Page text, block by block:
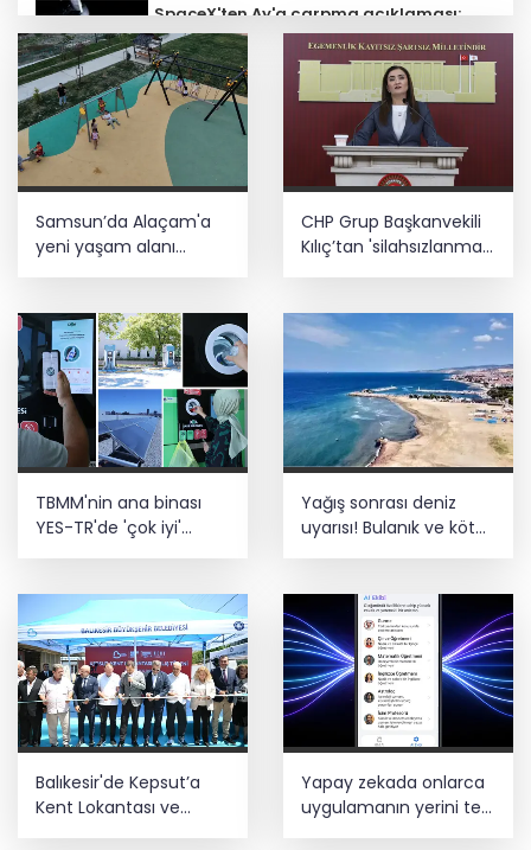
SpaceX'ten Ay'a çarpma açıklaması:
Sorumlu uzay operasyonları için
çalışıyoruz
Bozcaada mercan resifleri için koruma
seferberliği... 180 deniz canlısı türü kayıt
altına alındı
Türk F-16'ları NATO görevi için
Estonya'da... MSB yerli savunma
sistemleriyle güçleniyor
ediyor... Hudutlarda 490 kişi yakalandı
Samsun’da Alaçam'a
yeni yaşam alanı
kazandırıldı
CHP Grup Başkanvekili
Kılıç’tan 'silahsızlanma'
vurgusu
TBMM'nin ana binası
YES-TR'de 'çok iyi'
Yağış sonrası deniz
uyarısı! Bulanık ve kötü
Balıkesir'de Kepsut’a
Kent Lokantası ve
altyapı desteği
Yapay zekada onlarca
uygulamanın yerini tek
asistan alabilir